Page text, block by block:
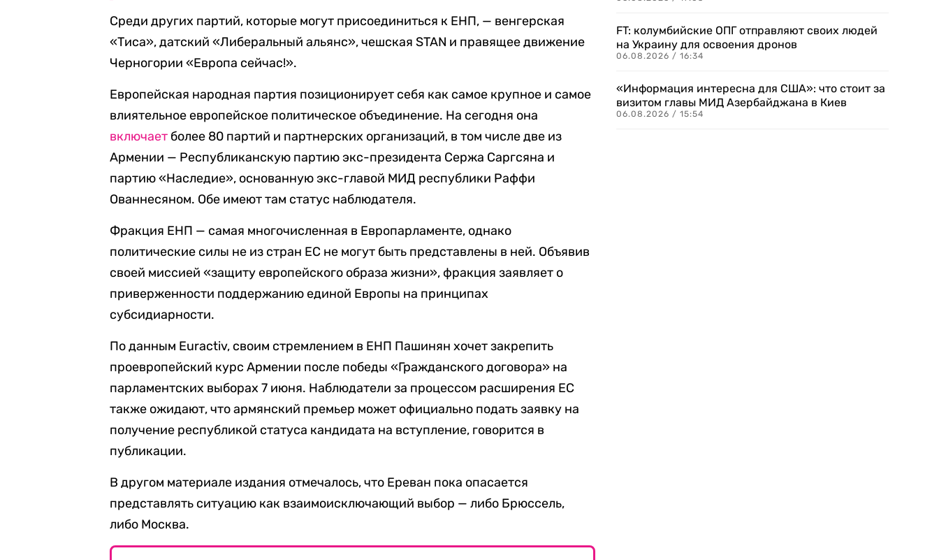
Среди других партий, которые могут присоединиться к ЕНП, — венгерская
«Тиса», датский «Либеральный альянс», чешская STAN и правящее движение
Черногории «Европа сейчас!».
Европейская народная партия позиционирует себя как самое крупное и самое
влиятельное европейское политическое объединение. На сегодня она
включает более 80 партий и партнерских организаций, в том числе две из
Армении — Республиканскую партию экс-президента Сержа Саргсяна и
партию «Наследие», основанную экс-главой МИД республики Раффи
Ованнесяном. Обе имеют там статус наблюдателя.
Фракция ЕНП — самая многочисленная в Европарламенте, однако
политические силы не из стран ЕС не могут быть представлены в ней. Объявив
своей миссией «защиту европейского образа жизни», фракция заявляет о
приверженности поддержанию единой Европы на принципах
субсидиарности.
По данным Euractiv, своим стремлением в ЕНП Пашинян хочет закрепить
проевропейский курс Армении после победы «Гражданского договора» на
парламентских выборах 7 июня. Наблюдатели за процессом расширения ЕС
также ожидают, что армянский премьер может официально подать заявку на
получение республикой статуса кандидата на вступление, говорится в
публикации.
В другом материале издания отмечалось, что Ереван пока опасается
представлять ситуацию как взаимоисключающий выбор — либо Брюссель,
либо Москва.
FT: колумбийские ОПГ отправляют своих людей
на Украину для освоения дронов
06.08.2026 / 16:34
«Информация интересна для США»: что стоит за
визитом главы МИД Азербайджана в Киев
06.08.2026 / 15:54